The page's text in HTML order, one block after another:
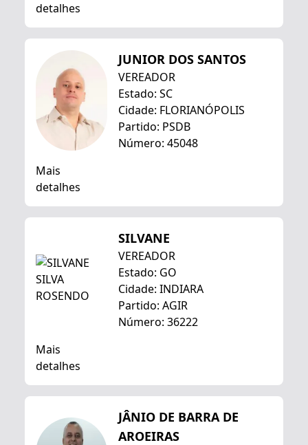
detalhes
JUNIOR DOS SANTOS
VEREADOR
Estado: SC
Cidade: FLORIANÓPOLIS
Partido: PSDB
Número: 45048
Mais
detalhes
SILVANE
VEREADOR
Estado: GO
Cidade: INDIARA
Partido: AGIR
Número: 36222
Mais
detalhes
JÂNIO DE BARRA DE
AROEIRAS